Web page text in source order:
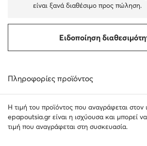
είναι ξανά διαθέσιμο προς πώληση.
Ειδοποίηση
Πληροφορίες προϊόντος
Η τιμή του προϊόντος που αναγράφεται στον
epapoutsia.gr είναι η ισχύουσα και μπορεί
τιμή που αναγράφεται στη συσκευασία.